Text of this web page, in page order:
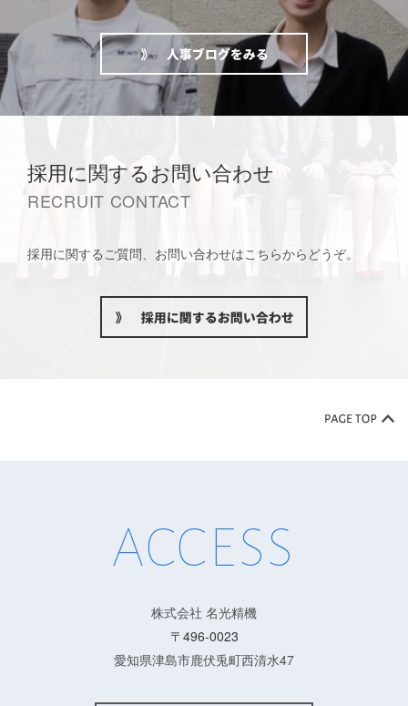
採用に関するお問い合わせ
RECRUIT CONTACT
採用に関するご質問、お問い合わせはこちらからどうぞ。
ACCESS
株式会社 名光精機
〒496-0023
愛知県津島市鹿伏兎町西清水47